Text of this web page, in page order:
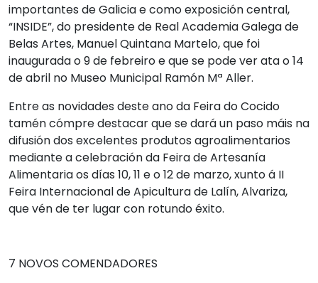
importantes de Galicia e como exposición central,
“INSIDE”, do presidente de Real Academia Galega de
Belas Artes, Manuel Quintana Martelo, que foi
inaugurada o 9 de febreiro e que se pode ver ata o 14
de abril no Museo Municipal Ramón Mª Aller.
Entre as novidades deste ano da Feira do Cocido
tamén cómpre destacar que se dará un paso máis na
difusión dos excelentes produtos agroalimentarios
mediante a celebración da Feira de Artesanía
Alimentaria os días 10, 11 e o 12 de marzo, xunto á II
Feira Internacional de Apicultura de Lalín, Alvariza,
que vén de ter lugar con rotundo éxito.
7 NOVOS COMENDADORES